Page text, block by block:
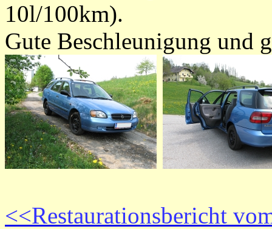
10l/100km).
Gute Beschleunigung und
<<Restaurationsbericht